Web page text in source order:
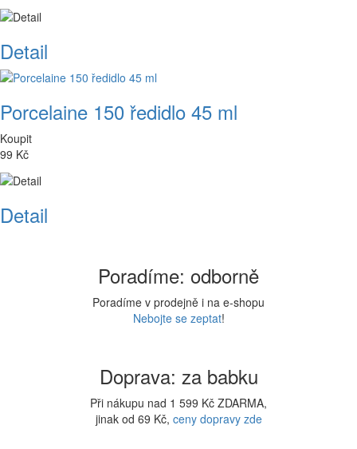
Detail
Porcelaine 150 ředidlo 45 ml
Koupit
99 Kč
Detail
Poradíme: odborně
Poradíme v prodejně i na e-shopu
Nebojte se zeptat!
Doprava: za babku
Při nákupu nad 1 599 Kč ZDARMA,
jinak od 69 Kč, ceny dopravy zde